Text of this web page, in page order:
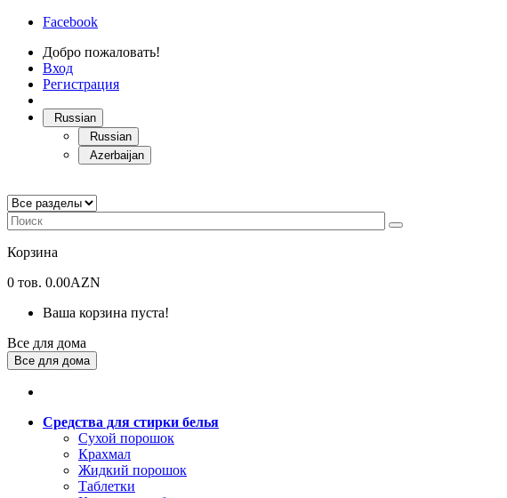
Facebook
Добро пожаловать!
Вход
Регистрация
Russian
Russian
Azerbaijan
Корзина
0 тов. 0.00AZN
Ваша корзина пуста!
Все для дома
Все для дома
Средства для стирки белья
Сухой порошок
Крахмал
Жидкий порошок
Таблетки